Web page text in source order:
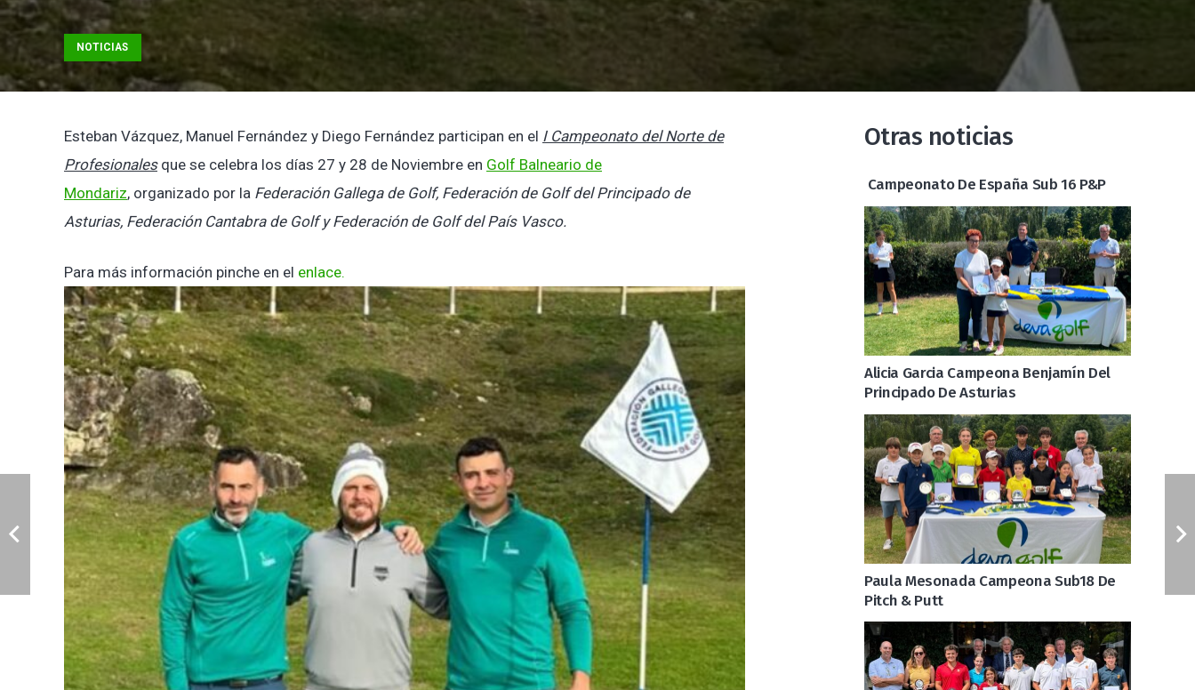
NOTICIAS
Esteban Vázquez, Manuel Fernández y Diego Fernández participan en el I Campeonato del Norte de
Profesionalesque se celebra los días 27 y 28 de Noviembre en Golf Balneario de
Mondariz, organizado por la Federación Gallega de Golf, Federación de Golf del Principado de
Asturias, Federación Cantabra de Golf y Federación de Golf del País Vasco.
Para más información pinche en el enlace.
Otras noticias
Campeonato De España Sub 16 P&P
Alicia Garcia Campeona Benjamín Del
Principado De Asturias
Paula Mesonada Campeona Sub18 De
Pitch & Putt